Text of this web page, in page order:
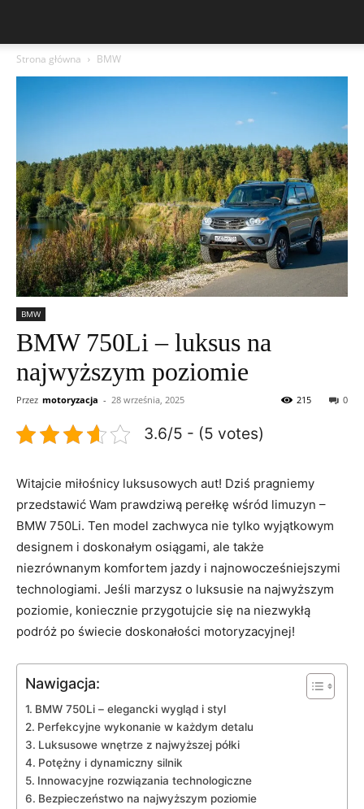
Strona główna BMW
BMW
BMW 750Li – luksus na
najwyższym poziomie
Przez motoryzacja - 28 września, 2025 0
215
3.6/5 - (5 votes)
Witajcie​ miłośnicy luksusowych aut! ‌Dziś pragniemy
przedstawić Wam ‌prawdziwą perełkę wśród limuzyn –
BMW 750Li. Ten⁣ model zachwyca⁤ nie tylko⁤ wyjątkowym
designem ​i‍ doskonałym osiągami,⁢ ale także
niezrównanym⁣ komfortem‍ jazdy‌ i najnowocześniejszymi
technologiami. ⁢Jeśli marzysz o luksusie ⁢na najwyższym
poziomie, koniecznie przygotujcie się na ⁢niezwykłą
podróż ‍po świecie doskonałości ⁢motoryzacyjnej!
Nawigacja:
BMW ⁣750Li‍ – elegancki wygląd i styl
Perfekcyjne wykonanie w każdym detalu
Luksusowe ‍wnętrze z ⁤najwyższej półki
Potężny⁣ i dynamiczny silnik
Innowacyjne rozwiązania technologiczne
Bezpieczeństwo na najwyższym poziomie